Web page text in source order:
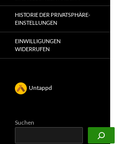
HISTORIE DER PRIVATSPHÄRE-
EINSTELLUNGEN
EINWILLIGUNGEN
WIDERRUFEN
Untappd
Suchen